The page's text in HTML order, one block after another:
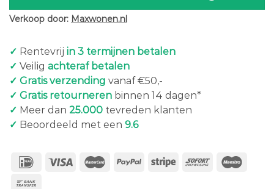
Verkoop door: Maxwonen.nl
✓ Rentevrij in 3 termijnen betalen
✓ Veilig achteraf betalen
✓ Gratis verzending vanaf €50,-
✓ Gratis retourneren binnen 14 dagen*
✓ Meer dan 25.000 tevreden klanten
✓ Beoordeeld met een 9.6